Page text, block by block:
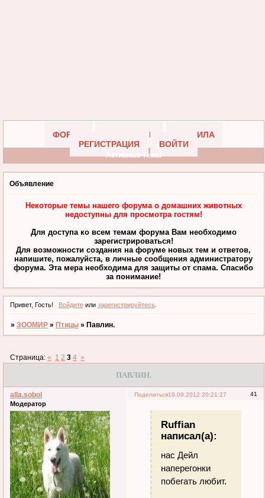
ФОРУМ УЧАСТНИКИ
ПРАВИЛА
РЕГИСТРАЦИЯ
ВОЙТИ
Активные темы
Объявление
Некоторые темы нашего форума о домашних животных
недоступны для просмотра гостям!
Для доступа ко всем темам форума Вам необходимо
зарегистрироваться!
Для возможности создания на форуме новых тем и ответов,
напишите, пожалуйста, в личные сообщения администратору
форума. Эта мера необходима для защиты от спама. Спасибо
за понимание!
Привет, Гость! Войдитеили зарегистрируйтесь.
»ЗООМИР » Птицы » Павлин.
ПАВЛИН.
Страница:« 1 2 3 4 »
Поделиться 41
19.09.2012 20:21:27
alla.sobol
Модератор
Ruffian
написал(а):
нас Дейл
наперегонки
побегать любит.